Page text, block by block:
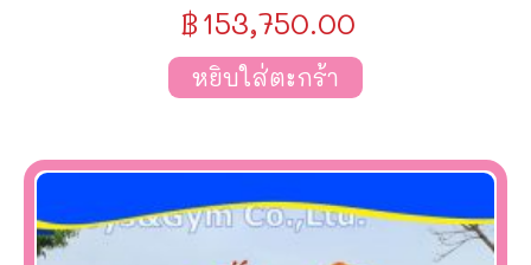
฿153,750.00
หยิบใส่ตะกร้า